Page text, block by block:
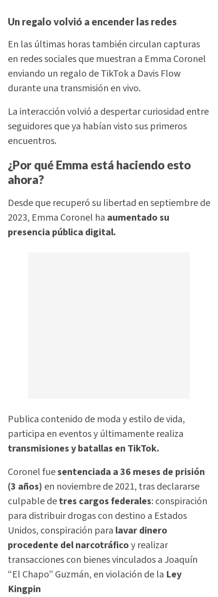
Un regalo volvió a encender las redes
En las últimas horas también circulan capturas
en redes sociales que muestran a Emma Coronel
enviando un regalo de TikTok a Davis Flow
durante una transmisión en vivo.
La interacción volvió a despertar curiosidad entre
seguidores que ya habían visto sus primeros
encuentros.
¿Por qué Emma está haciendo esto
ahora?
Desde que recuperó su libertad en septiembre de
2023, Emma Coronel ha aumentado su
presencia pública digital.
Publica contenido de moda y estilo de vida,
participa en eventos y últimamente realiza
transmisiones y batallas en TikTok.
Coronel fuesentenciada a 36 meses de prisión
(3 años) en noviembre de 2021, tras declararse
culpable detres cargos federales: conspiración
para distribuir drogas con destino a Estados
Unidos, conspiración para lavar dinero
procedente del narcotráficoy realizar
transacciones con bienes vinculados a Joaquín
“El Chapo” Guzmán, en violación de la Ley
Kingpin